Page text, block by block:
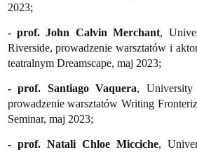
2023;
- prof. John Calvin Merchant,
Riverside, prowadzenie warsztatów i
teatralnym Dreamscape, maj 2023;
- prof. Santiago Vaquera,
prowadzenie warsztatów Writing
Seminar, maj 2023;
- prof. Natali Chloe Micciche,